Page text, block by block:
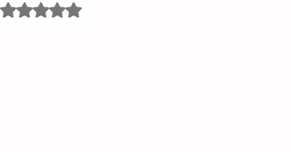
Avaliado com NaN de 5 estrelas.